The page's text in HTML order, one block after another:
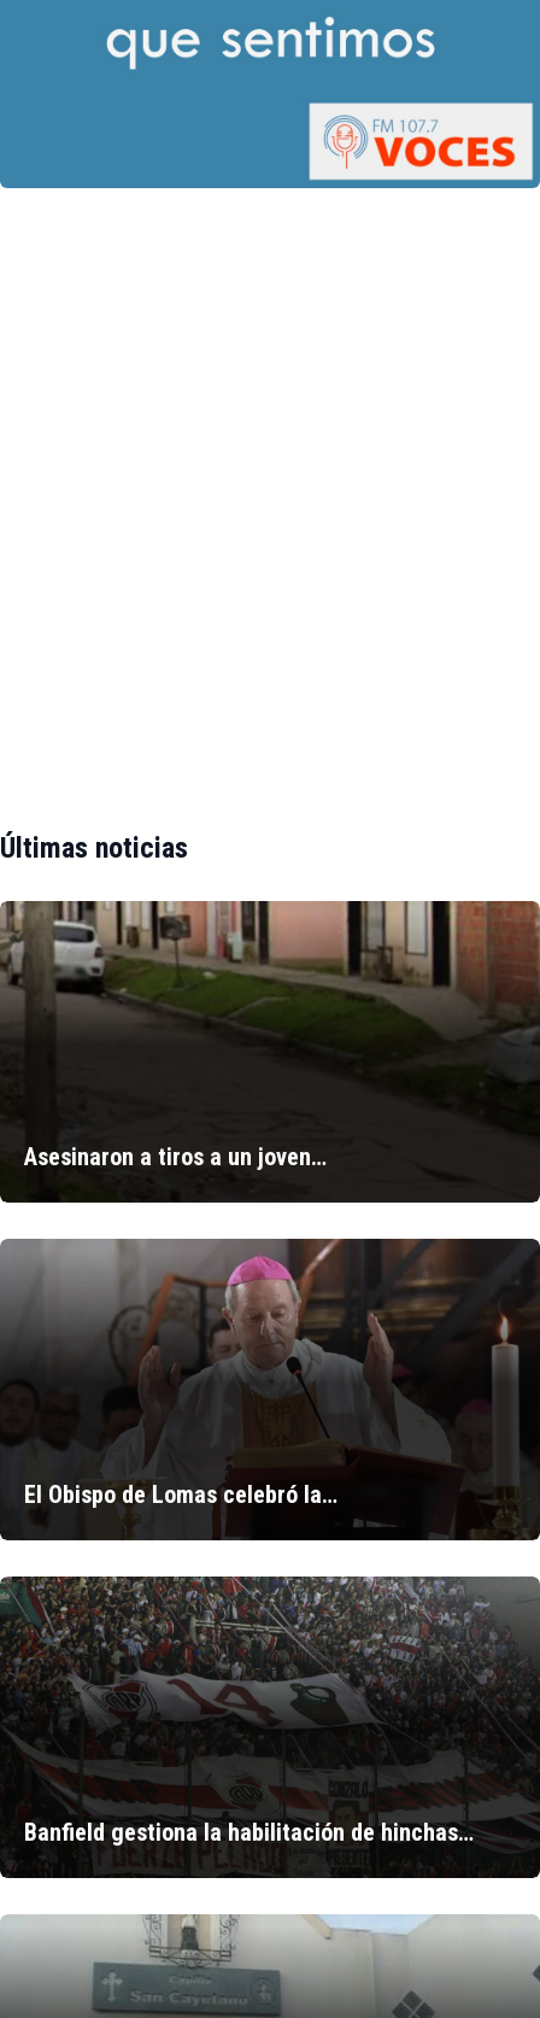
Últimas noticias
Asesinaron a tiros a un joven…
El Obispo de Lomas celebró la…
Banfield gestiona la habilitación de hinchas…